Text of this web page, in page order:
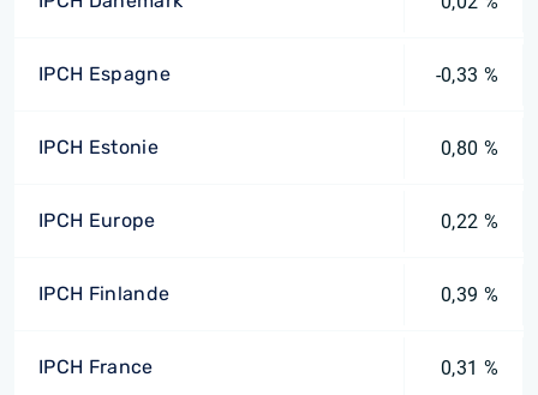
IPCH Espagne -0,33 %
IPCH Estonie 0,80 %
IPCH Europe 0,22 %
IPCH Finlande 0,39 %
IPCH France 0,31 %